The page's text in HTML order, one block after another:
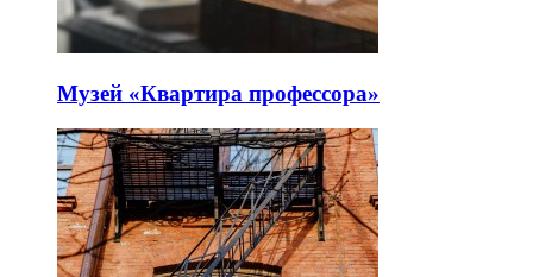
Музей «Квартира профессора»